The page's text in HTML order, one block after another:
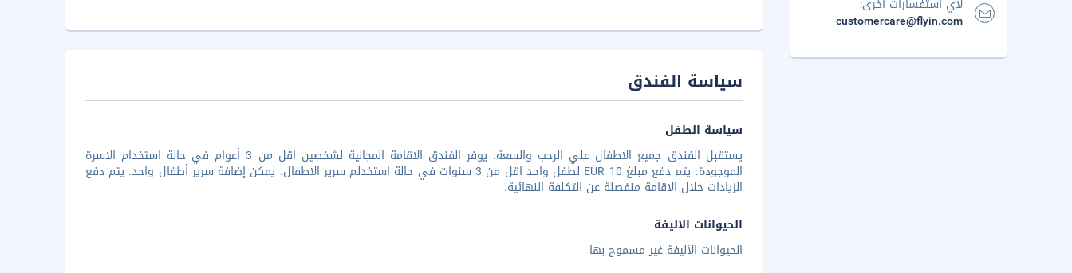
سياسة الفندق
سياسة الطفل
يستقبل الفندق جميع الاطفال علي الرحب والسعة. يوفر الفندق الاقامة المجانية لشخصين اقل من 3 أعوام في حالة استخدام الاسرة
الموجودة. يتم دفع مبلغ EUR 10 لطفل واحد اقل من 3 سنوات في حالة استخدلم سرير الاطفال. يمكن إضافة سرير أطفال واحد. يتم دفع
الزيادات خلال الاقامة منفصلة عن التكلفة النهائية.
الحيوانات الاليفة
الحيوانات الأليفة غير مسموح بها
لأي استفسارات أخرى:
customercare@flyin.com